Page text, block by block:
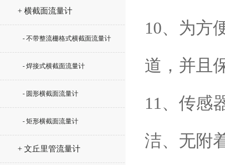
+ 横截面流量计
- 不带整流栅格式横截面流量计
- 焊接式横截面流量计
- 圆形横截面流量计
- 矩形横截面流量计
+ 文丘里管流量计
10、为方
道，并且
11、传感
洁、无附